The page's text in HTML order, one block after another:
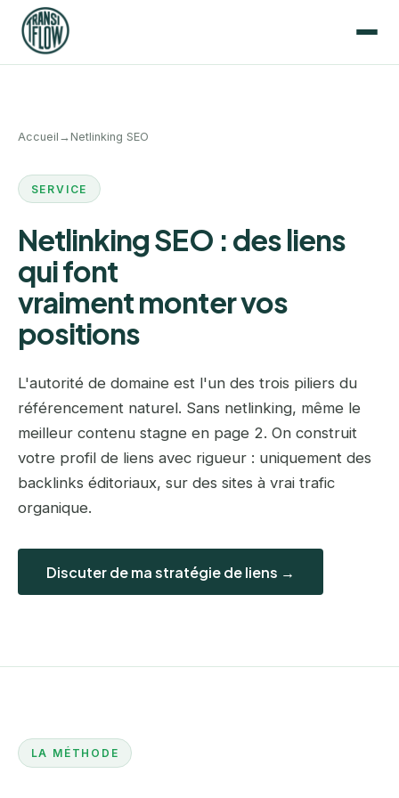
Accueil → Netlinking SEO
SERVICE
Netlinking SEO : des liens
qui font
vraiment monter vos
positions
L'autorité de domaine est l'un des trois piliers du
référencement naturel. Sans netlinking, même le
meilleur contenu stagne en page 2. On construit
votre profil de liens avec rigueur : uniquement des
backlinks éditoriaux, sur des sites à vrai trafic
organique.
Discuter de ma stratégie de liens →
LA MÉTHODE